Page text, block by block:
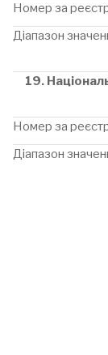
Номер за
Діапазон
19.
Номер за
Діапазон